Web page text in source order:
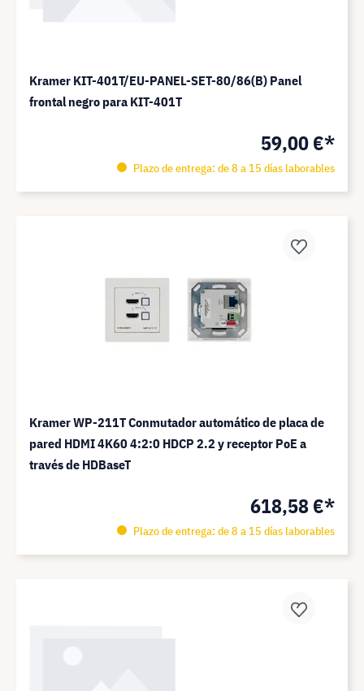
Kramer KIT-401T/EU-PANEL-SET-80/86(B) Panel
frontal negro para KIT-401T
59,00 €*
Plazo de entrega: de 8 a 15 días laborables
Kramer WP-211T Conmutador automático de placa de
pared HDMI 4K60 4:2:0 HDCP 2.2 y receptor PoE a
través de HDBaseT
618,58 €*
Plazo de entrega: de 8 a 15 días laborables